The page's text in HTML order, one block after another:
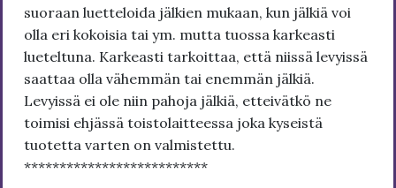
suoraan luetteloida jälkien mukaan, kun jälkiä voi
olla eri kokoisia tai ym. mutta tuossa karkeasti
lueteltuna. Karkeasti tarkoittaa, että niissä levyissä
saattaa olla vähemmän tai enemmän jälkiä.
Levyissä ei ole niin pahoja jälkiä, etteivätkö ne
toimisi ehjässä toistolaitteessa joka kyseistä
tuotetta varten on valmistettu.
**************************